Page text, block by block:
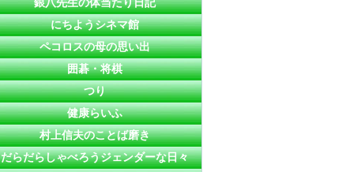
にちようシネマ館
ペコロスの母の思い出
囲碁・将棋
つり
健康らいふ
村上信夫のことば磨き
だらだらしゃべろうジェンダーな日々